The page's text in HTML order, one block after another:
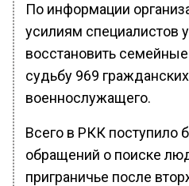
По информации
усилиям специалистов
восстановить
судьбу 969
военнослужащего.
Всего в РКК поступило
обращений о поиске
приграничье после